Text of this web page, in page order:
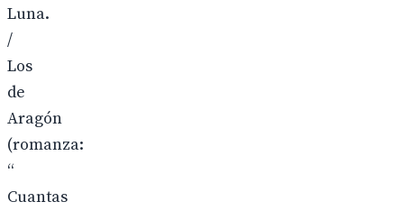
Luna.
/
Los
de
Aragón
(romanza:
“
Cuantas